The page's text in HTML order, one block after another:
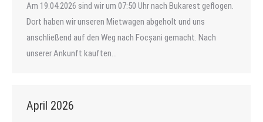
Am 19.04.2026 sind wir um 07:50 Uhr nach Bukarest geflogen.
Dort haben wir unseren Mietwagen abgeholt und uns
anschließend auf den Weg nach Focșani gemacht. Nach
unserer Ankunft kauften…
April 2026